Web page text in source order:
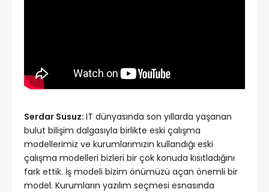
Serdar Susuz: IT dünyasında son yıllarda yaşanan
bulut bilişim dalgasıyla birlikte eski çalışma
modellerimiz ve kurumlarımızın kullandığı eski
çalışma modelleri bizleri bir çok konuda kısıtladığını
fark ettik. İş modeli bizim önümüzü açan önemli bir
model. Kurumların yazılım seçmesi esnasında